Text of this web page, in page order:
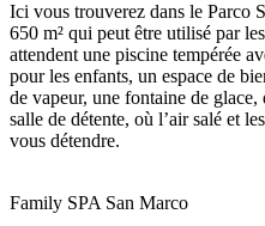
Ici vous trouverez dans le Parco
650 m² qui peut être utilisé par
attendent une piscine tempérée
pour les enfants, un espace de
de vapeur, une fontaine de glace,
salle de détente, où l’air salé et
vous détendre.
Family SPA San Marco